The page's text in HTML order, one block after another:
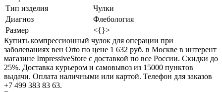
Тип изделия
Чулки
Диагноз
Флебология
Размер
<{}>
Купить компрессионный чулок для операции при
заболеваниях вен Orto по цене 1 632 руб. в Москве в интерент
магазине ImpressiveStore с доставкой по все России. Скидки до
25%. Доставка курьером и самовывоз из 15000 пунктов
выдачи. Оплата наличными или картой. Телефон для заказов
+7 499 383 83 63.